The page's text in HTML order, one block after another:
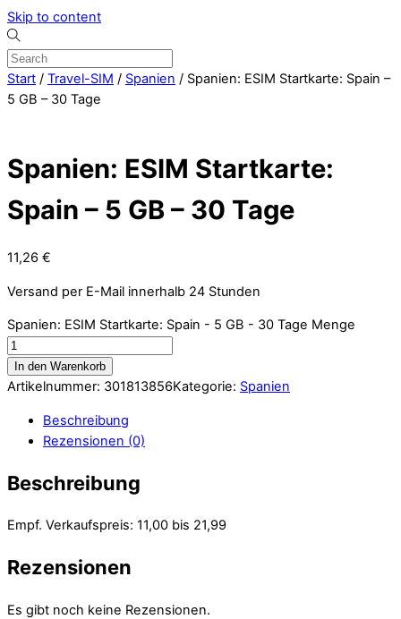
Skip to content
Start / Travel-SIM / Spanien / Spanien: ESIM Startkarte: Spain –
5 GB – 30 Tage
Spanien: ESIM Startkarte:
Spain – 5 GB – 30 Tage
11,26 €
Versand per E-Mail innerhalb 24 Stunden
Spanien: ESIM Startkarte: Spain - 5 GB - 30 Tage Menge
In den Warenkorb
Artikelnummer: 301813856Kategorie: Spanien
Beschreibung
Rezensionen (0)
Beschreibung
Empf. Verkaufspreis: 11,00 bis 21,99
Rezensionen
Es gibt noch keine Rezensionen.